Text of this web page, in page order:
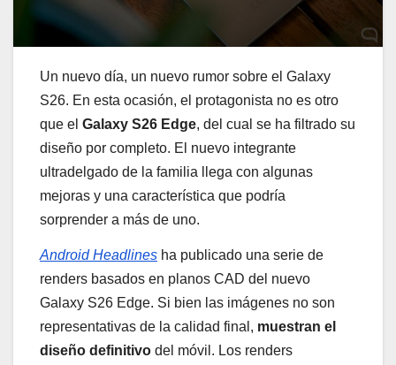
Un nuevo día, un nuevo rumor sobre el Galaxy
S26. En esta ocasión, el protagonista no es otro
que el Galaxy S26 Edge, del cual se ha filtrado su
diseño por completo. El nuevo integrante
ultradelgado de la familia llega con algunas
mejoras y una característica que podría
sorprender a más de uno.
Android Headlines ha publicado una serie de
renders basados en planos CAD del nuevo
Galaxy S26 Edge. Si bien las imágenes no son
representativas de la calidad final, muestran el
diseño definitivo del móvil. Los renders